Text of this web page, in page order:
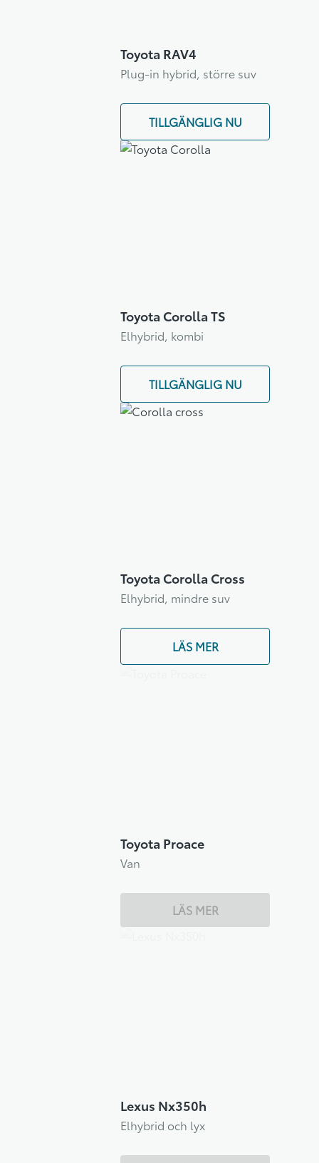
Toyota RAV4
Plug-in hybrid, större suv
TILLGÄNGLIG NU
Toyota Corolla TS
Elhybrid, kombi
TILLGÄNGLIG NU
Toyota Corolla Cross
Elhybrid, mindre suv
LÄS MER
Toyota Proace
Van
LÄS MER
Lexus Nx350h
Elhybrid och lyx